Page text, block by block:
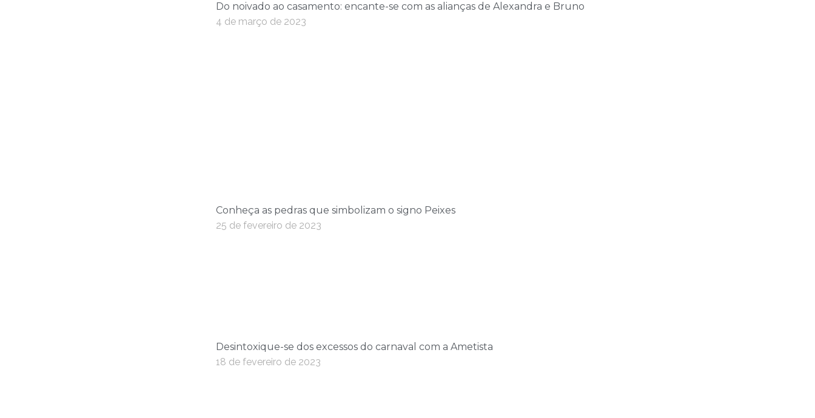
Do noivado ao casamento: encante-se com as alianças de Alexandra e Bruno
4 de março de 2023
Conheça as pedras que simbolizam o signo Peixes
25 de fevereiro de 2023
Desintoxique-se dos excessos do carnaval com a Ametista
18 de fevereiro de 2023